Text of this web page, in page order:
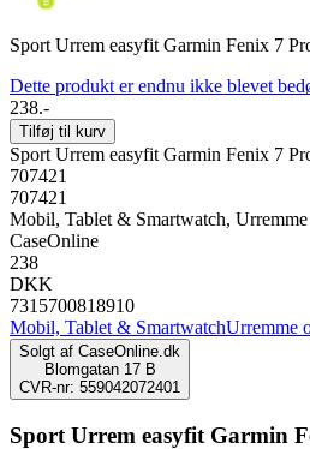
Sport Urrem easyfit Garmin Fenix 7
Dette produkt er endnu ikke blevet
238.-
Tilføj til kurv
Sport Urrem easyfit Garmin Fenix 7
707421
707421
Mobil, Tablet & Smartwatch,
CaseOnline
238
DKK
7315700818910
Mobil, Tablet & SmartwatchUrremme
Solgt af CaseOnline.dk
Blomgatan 17 B
CVR-nr: 559042072401
Sport Urrem easyfit Garmin